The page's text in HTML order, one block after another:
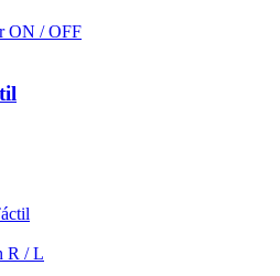
ON / OFF